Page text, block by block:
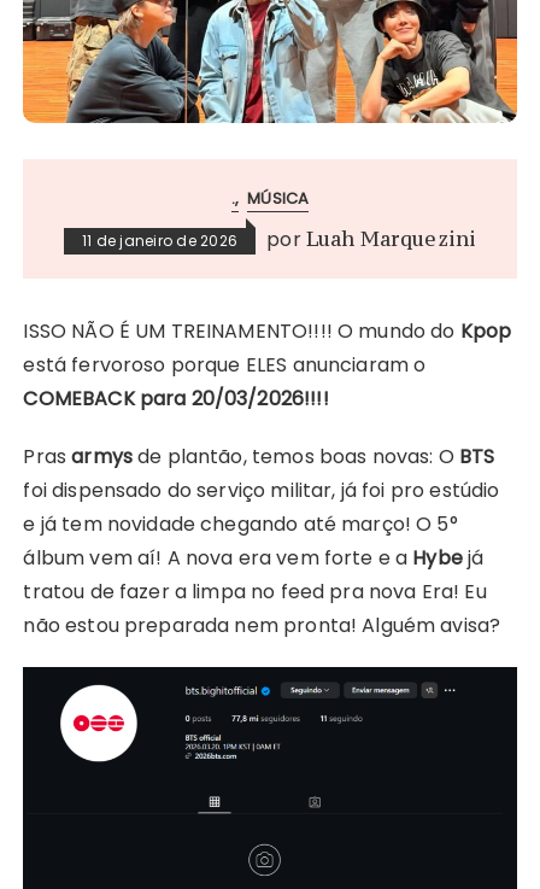
. MÚSICA
11 de janeiro de 2026 porLuah Marquezini
ISSO NÃO É UM TREINAMENTO!!!! O mundo do Kpop
está fervoroso porque ELES anunciaram o
COMEBACK para 20/03/2026!!!!
Prasarmysde plantão, temos boas novas: O BTS
foi dispensado do serviço militar, já foi pro estúdio
e já tem novidade chegando até março! O 5°
álbum vem aí! A nova era vem forte e a Hybejá
tratou de fazer a limpa no feed pra nova Era! Eu
não estou preparada nem pronta! Alguém avisa?